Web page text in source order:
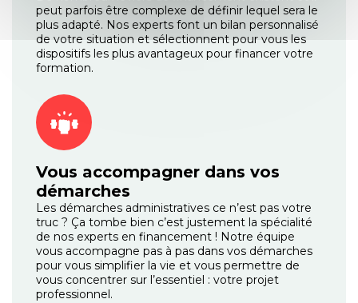
peut parfois être complexe de définir lequel sera le
plus adapté. Nos experts font un bilan personnalisé
de votre situation et sélectionnent pour vous les
dispositifs les plus avantageux pour financer votre
formation.
Vous accompagner dans vos
démarches
Les démarches administratives ce n’est pas votre
truc ? Ça tombe bien c’est justement la spécialité
de nos experts en financement ! Notre équipe
vous accompagne pas à pas dans vos démarches
pour vous simplifier la vie et vous permettre de
vous concentrer sur l’essentiel : votre projet
professionnel.